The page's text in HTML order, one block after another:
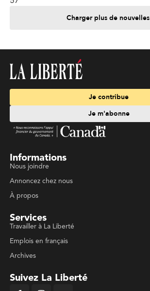
Charger plus de nouvelles
Je contribue
Je m'abonne
Informations
Nous joindre
Annoncez chez nous
À propos
Services
Travailler à La Liberté
Emplois en français
Archives
Suivez La Liberté